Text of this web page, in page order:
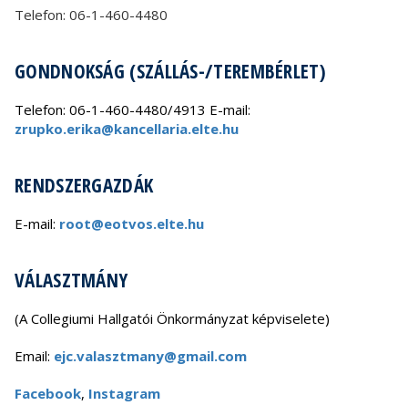
Telefon: 06-1-460-4480
GONDNOKSÁG (SZÁLLÁS-/TEREMBÉRLET)
Telefon: 06-1-460-4480/4913 E-mail:
zrupko.erika@kancellaria.elte.hu
RENDSZERGAZDÁK
E-mail: root@eotvos.elte.hu
VÁLASZTMÁNY
(A Collegiumi Hallgatói Önkormányzat képviselete)
Email: ejc.valasztmany@gmail.com
Facebook, Instagram